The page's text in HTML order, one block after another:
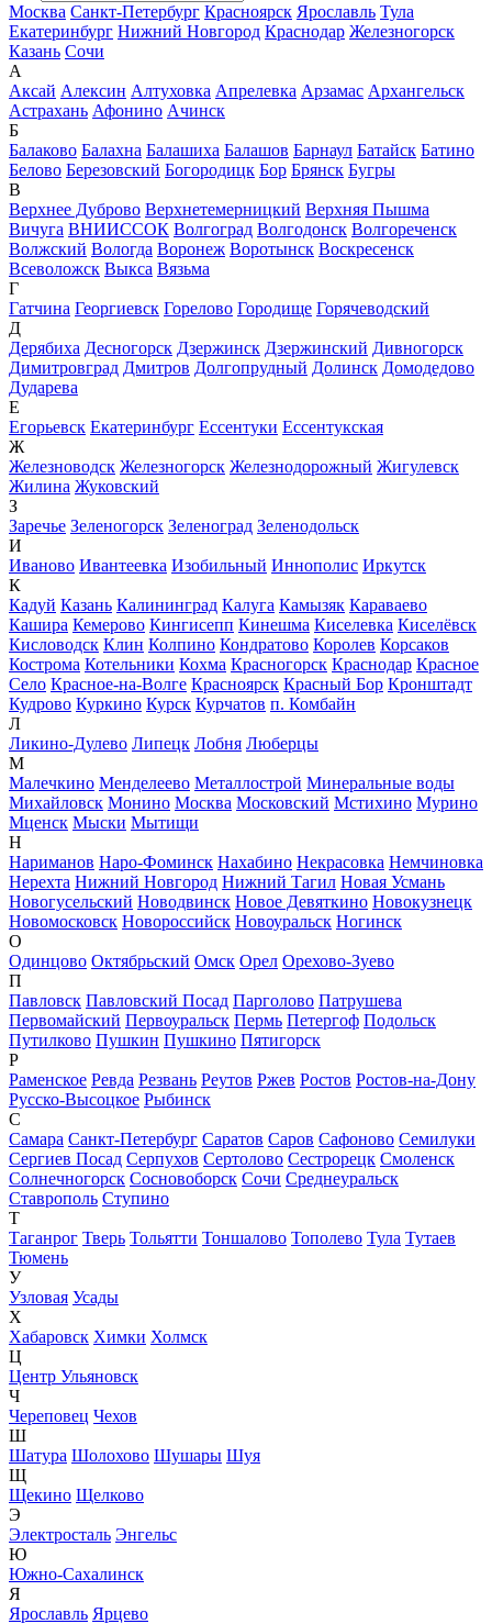
Москва Санкт-Петербург Красноярск Ярославль Тула
Екатеринбург Нижний Новгород Краснодар Железногорск
Казань Сочи
А
Аксай Алексин Алтуховка Апрелевка Арзамас Архангельск
Астрахань Афонино Ачинск
Б
Балаково Балахна Балашиха Балашов Барнаул Батайск Батино
Белово Березовский Богородицк Бор Брянск Бугры
В
Верхнее Дуброво Верхнетемерницкий Верхняя Пышма
Вичуга ВНИИССОК Волгоград Волгодонск Волгореченск
Волжский Вологда Воронеж Воротынск Воскресенск
Всеволожск Выкса Вязьма
Г
Гатчина Георгиевск Горелово Городище Горячеводский
Д
Дерябиха Десногорск Дзержинск Дзержинский Дивногорск
Димитровград Дмитров Долгопрудный Долинск Домодедово
Дударева
Е
Егорьевск Екатеринбург Ессентуки Ессентукская
Ж
Железноводск Железногорск Железнодорожный Жигулевск
Жилина Жуковский
З
Заречье Зеленогорск Зеленоград Зеленодольск
И
Иваново Ивантеевка Изобильный Иннополис Иркутск
К
Кадуй Казань Калининград Калуга Камызяк Караваево
Кашира Кемерово Кингисепп Кинешма Киселевка Киселёвск
Кисловодск Клин Колпино Кондратово Королев Корсаков
Кострома Котельники Кохма Красногорск Краснодар Красное
Село Красное-на-Волге Красноярск Красный Бор Кронштадт
Кудрово Куркино Курск Курчатов п. Комбайн
Л
Ликино-Дулево Липецк Лобня Люберцы
М
Малечкино Менделеево Металлострой Минеральные воды
Михайловск Монино Москва Московский Мстихино Мурино
Мценск Мыски Мытищи
Н
Нариманов Наро-Фоминск Нахабино Некрасовка Немчиновка
Нерехта Нижний Новгород Нижний Тагил Новая Усмань
Новогусельский Новодвинск Новое Девяткино Новокузнецк
Новомосковск Новороссийск Новоуральск Ногинск
О
Одинцово Октябрьский Омск Орел Орехово-Зуево
П
Павловск Павловский Посад Парголово Патрушева
Первомайский Первоуральск Пермь Петергоф Подольск
Путилково Пушкин Пушкино Пятигорск
Р
Раменское Ревда Резвань Реутов Ржев Ростов Ростов-на-Дону
Русско-Высоцкое Рыбинск
С
Самара Санкт-Петербург Саратов Саров Сафоново Семилуки
Сергиев Посад Серпухов Сертолово Сестрорецк Смоленск
Солнечногорск Сосновоборск Сочи Среднеуральск
Ставрополь Ступино
Т
Таганрог Тверь Тольятти Тоншалово Тополево Тула Тутаев
Тюмень
У
Узловая Усады
Х
Хабаровск Химки Холмск
Ц
Центр Ульяновск
Ч
Череповец Чехов
Ш
Шатура Шолохово Шушары Шуя
Щ
Щекино Щелково
Э
Электросталь Энгельс
Ю
Южно-Сахалинск
Я
Ярославль Ярцево